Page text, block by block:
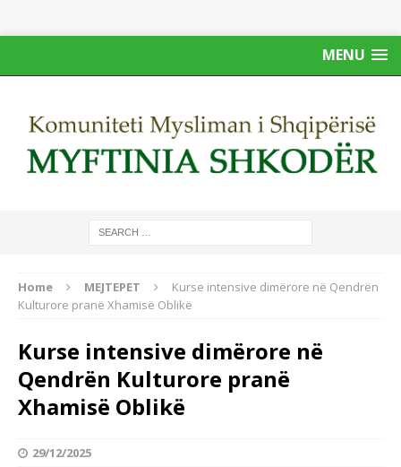
MENU
Home MEJTEPET
Kurse intensive dimërore në Qendrën
Kulturore pranë Xhamisë Oblikë
Kurse intensive dimërore në
Qendrën Kulturore pranë
Xhamisë Oblikë
29/12/2025